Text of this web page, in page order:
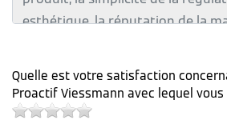
Quelle est votre satisfaction
Proactif Viessmann avec lequel